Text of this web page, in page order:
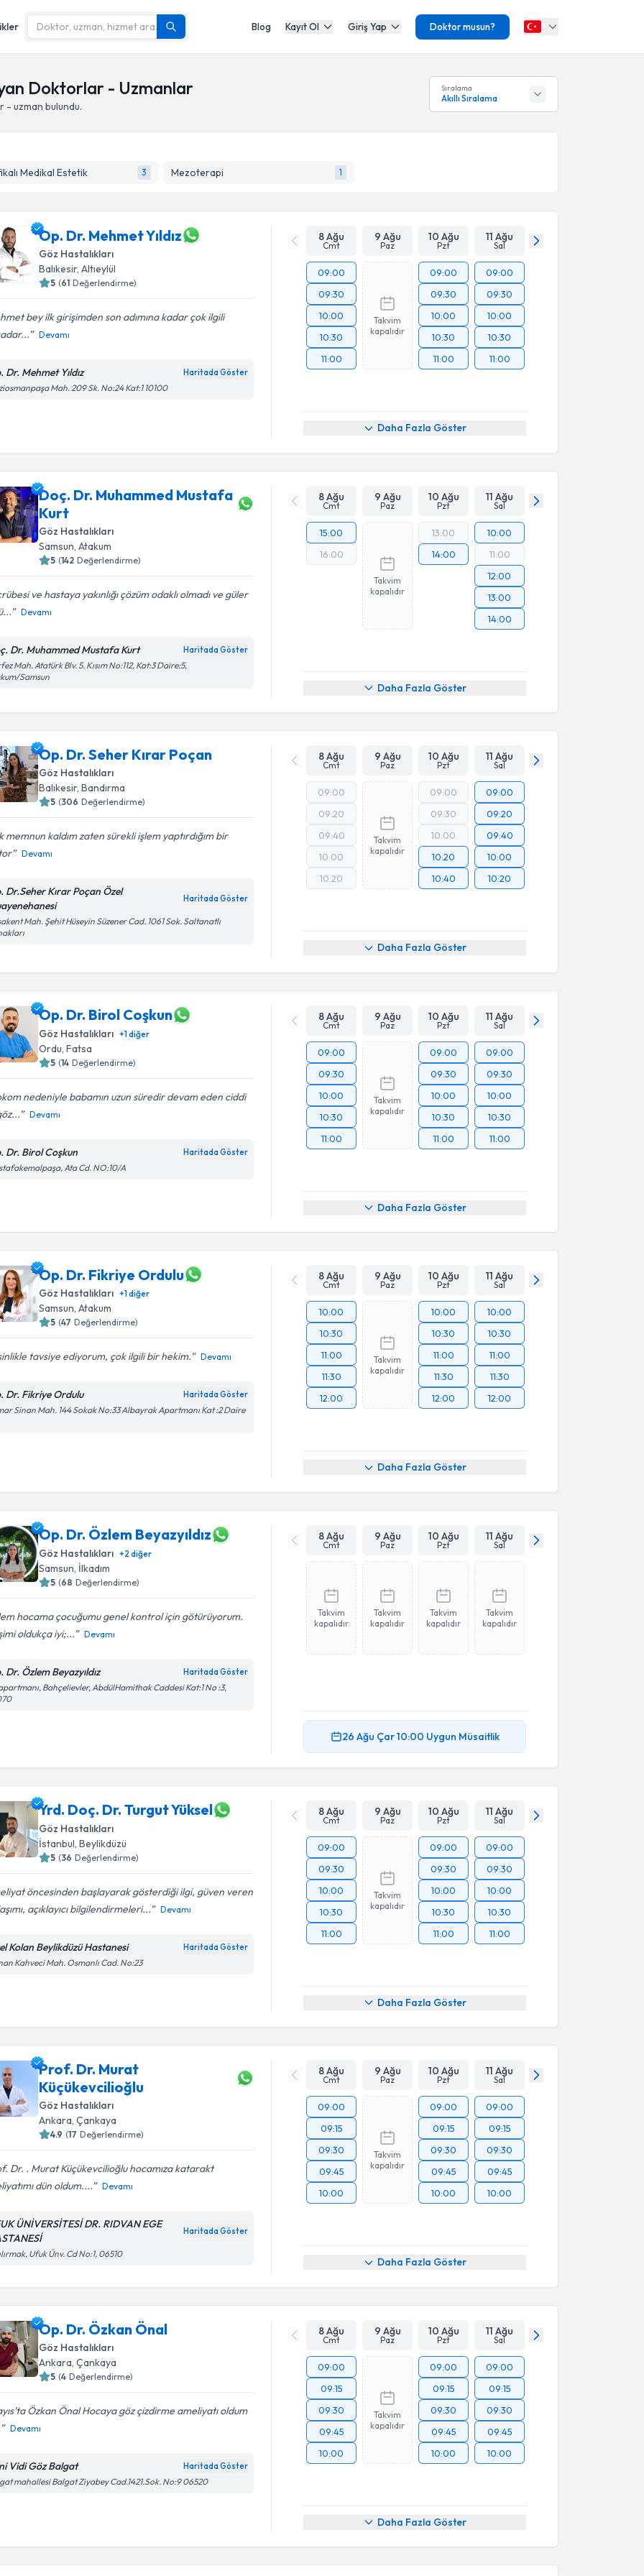
Blog Kayıt Ol Giriş Yap Doktor musun?
Doktorlar - Uzmanlar
- uzman bulundu.
Sıralama
Akıllı Sıralama
Medikal Estetik 3 Mezoterapi 1
Op. Dr. Mehmet Yıldız
Göz Hastalıkları
Balıkesir,Altıeylül
5 (61 Değerlendirme)
bey ilk girişimden son adımına kadar çok ilgili
Devamı
Dr. Mehmet Yıldız Haritada Göster
Mah. 209 Sk. No:24 Kat:1 10100
8 Ağu
Cmt
9 Ağu
Paz
10 Ağu
Pzt
11 Ağu
Sal
09:00
09:30
10:00
10:30
11:00
Takvim
kapalıdır
09:00
09:30
10:00
10:30
11:00
09:00
09:30
10:00
10:30
11:00
Daha Fazla Göster
Doç. Dr. Muhammed Mustafa
Kurt
Göz Hastalıkları
Samsun ,Atakum
5 (142 Değerlendirme)
ve hastaya yakınlığı çözüm odaklı olmadı ve güler
Devamı
Dr. Muhammed Mustafa Kurt Haritada Göster
Mah. Atatürk Blv. 5. Kısım No:112, Kat:3 Daire:5,
Samsun
8 Ağu
Cmt
9 Ağu
Paz
10 Ağu
Pzt
11 Ağu
Sal
15:00
16:00
Takvim
kapalıdır
13:00
14:00
10:00
11:00
12:00
13:00
14:00
Daha Fazla Göster
Op. Dr. Seher Kırar Poçan
Göz Hastalıkları
Balıkesir,Bandırma
5 (306 Değerlendirme)
memnun kaldım zaten sürekli işlem yaptırdığım bir
Devamı
Dr.Seher Kırar Poçan Özel
Haritada Göster
Mah. Şehit Hüseyin Süzener Cad. 1061 Sok. Saltanatlı
8 Ağu
Cmt
9 Ağu
Paz
10 Ağu
Pzt
11 Ağu
Sal
09:00
09:20
09:40
10:00
10:20
Takvim
kapalıdır
09:00
09:30
10:00
10:20
10:40
09:00
09:20
09:40
10:00
10:20
Daha Fazla Göster
Op. Dr. Birol Coşkun
Göz Hastalıkları +1diğer
Ordu ,Fatsa
5 (14 Değerlendirme)
nedeniyle babamın uzun süredir devam eden ciddi
Devamı
Dr. Birol Coşkun Haritada Göster
Ata Cd. NO:10/A
8 Ağu
Cmt
9 Ağu
Paz
10 Ağu
Pzt
11 Ağu
Sal
09:00
09:30
10:00
10:30
11:00
Takvim
kapalıdır
09:00
09:30
10:00
10:30
11:00
09:00
09:30
10:00
10:30
11:00
Daha Fazla Göster
Op. Dr. Fikriye Ordulu
Göz Hastalıkları +1diğer
Samsun,Atakum
5 (47 Değerlendirme)
tavsiye ediyorum, çok ilgili bir hekim. Devamı
Dr. Fikriye Ordulu Haritada Göster
Sinan Mah. 144 Sokak No:33 Albayrak Apartmanı Kat :2 Daire
8 Ağu
Cmt
9 Ağu
Paz
10 Ağu
Pzt
11 Ağu
Sal
10:00
10:30
11:00
11:30
12:00
Takvim
kapalıdır
10:00
10:30
11:00
11:30
12:00
10:00
10:30
11:00
11:30
12:00
Daha Fazla Göster
Op. Dr. Özlem Beyazyıldız
Göz Hastalıkları +2 diğer
Samsun İlkadım
5 (68 Değerlendirme)
hocama çocuğumu genel kontrol için götürüyorum.
oldukça iyi;...
Devamı
Dr. Özlem Beyazyıldız Haritada Göster
Bahçelievler, AbdülHamithak Caddesi Kat:1 No :3,
8 Ağu
Cmt
9 Ağu
Paz
10 Ağu
Pzt
11 Ağu
Sal
Takvim
kapalıdır
Takvim
kapalıdır
Takvim
kapalıdır
Takvim
kapalıdır
26 Ağu Çar10:00 Uygun Müsaitlik
Yrd. Doç. Dr. Turgut Yüksel
Göz Hastalıkları
İstanbul ,Beylikdüzü
5 (36 Değerlendirme)
öncesinden başlayarak gösterdiği ilgi, güven veren
açıklayıcı bilgilendirmeleri...
Devamı
Kolan Beylikdüzü Hastanesi Haritada Göster
Kahveci Mah. Osmanlı Cad. No:23
8 Ağu
Cmt
9 Ağu
Paz
10 Ağu
Pzt
11 Ağu
Sal
09:00
09:30
10:00
10:30
11:00
Takvim
kapalıdır
09:00
09:30
10:00
10:30
11:00
09:00
09:30
10:00
10:30
11:00
Daha Fazla Göster
Prof. Dr. Murat
Küçükevcilioğlu
Göz Hastalıkları
Ankara,Çankaya
4.9 (17 Değerlendirme)
Dr. . Murat Küçükevcilioğlu hocamıza katarakt
dün oldum....
Devamı
ÜNİVERSİTESİ DR. RIDVAN EGE
Haritada Göster
Ufuk Ünv. Cd No:1, 06510
8 Ağu
Cmt
9 Ağu
Paz
10 Ağu
Pzt
11 Ağu
Sal
09:00
09:15
09:30
09:45
10:00
Takvim
kapalıdır
09:00
09:15
09:30
09:45
10:00
09:00
09:15
09:30
09:45
10:00
Daha Fazla Göster
Op. Dr. Özkan Önal
Göz Hastalıkları
Ankara ,Çankaya
5 (4 Değerlendirme)
Özkan Önal Hocaya göz çizdirme ameliyatı oldum
Devamı
Vidi Göz Balgat Haritada Göster
mahallesi Balgat Ziyabey Cad.1421.Sok. No:9 06520
8 Ağu
Cmt
9 Ağu
Paz
10 Ağu
Pzt
11 Ağu
Sal
09:00
09:15
09:30
09:45
10:00
Takvim
kapalıdır
09:00
09:15
09:30
09:45
10:00
09:00
09:15
09:30
09:45
10:00
Daha Fazla Göster